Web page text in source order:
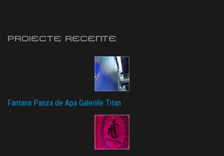
PROIECTE RECENTE
Fantana Panza de Apa Galeriile Titan